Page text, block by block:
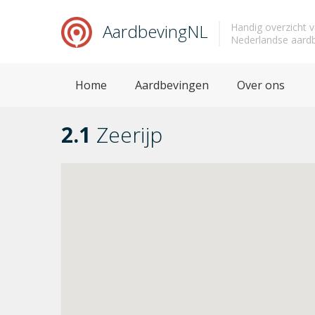
AardbevingNL
Handig overzicht
Nederlandse
Home Aardbevingen Over ons
2.1 Zeerijp